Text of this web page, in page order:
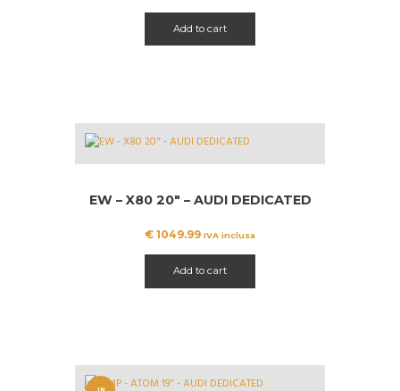
Add to cart
EW – X80 20″ – AUDI DEDICATED
€ 1049.99 IVA inclusa
Add to cart